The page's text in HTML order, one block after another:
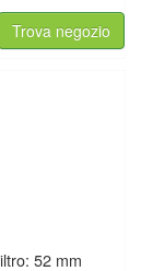
Trova negozio
52 mm